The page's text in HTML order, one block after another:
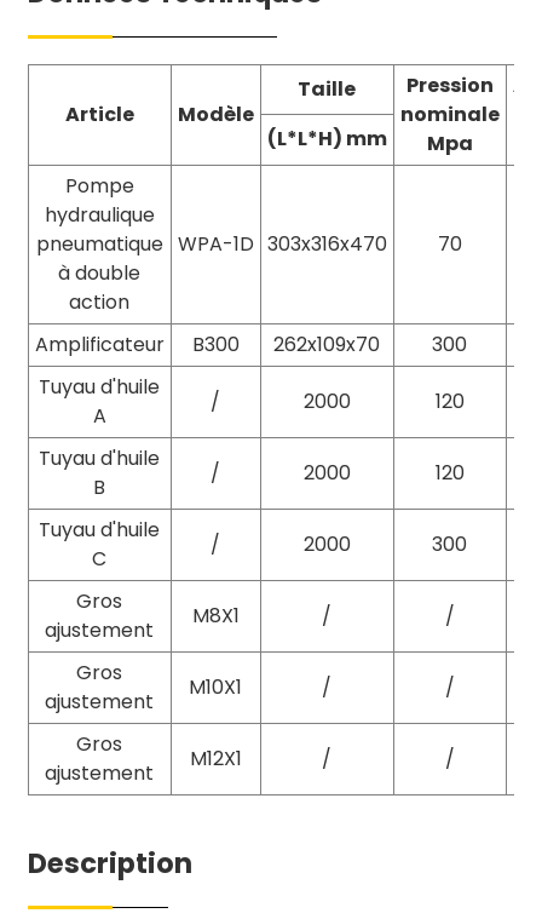
Article Modèle
Taille
Pression
nominale
Mpa
(L*L*H) mm
Pompe
hydraulique
pneumatique
à double
action
WPA-1D 303x316x470 70
Amplificateur B300 262x109x70
300
Tuyau d'huile
A
/ 2000 120
Tuyau d'huile
B
/ 2000 120
Tuyau d'huile
C
/ 2000 300
Gros
ajustement
M8X1 / /
Gros
ajustement
M10X1 / /
Gros
ajustement
M12X1 / /
Description